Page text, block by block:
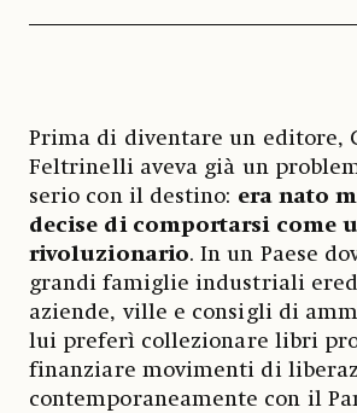
Prima di diventare un editore,
Feltrinelli aveva già un
serio con il destino: era nato
decise di comportarsi come
rivoluzionario. In un Paese
grandi famiglie industriali
aziende, ville e consigli di
lui preferì collezionare libri
finanziare movimenti di
contemporaneamente con il